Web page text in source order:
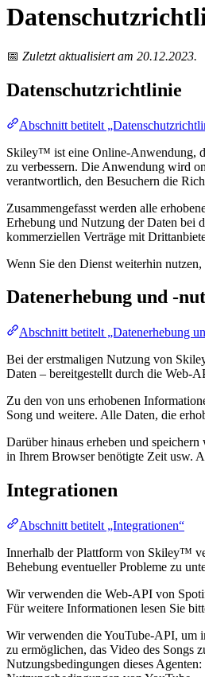
📅 Zuletzt aktualisiert am 20.12.2023.
Datenschutzrichtlinie
Abschnitt betitelt
Skiley™ ist eine Online-Anwendung,
zu verbessern. Die Anwendung wird
verantwortlich, den Besuchern die
Zusammengefasst werden alle
Erhebung und Nutzung der Daten bei
kommerziellen Verträge mit
Wenn Sie den Dienst weiterhin
Datenerhebung und -
Abschnitt betitelt „Datenerhebung
Bei der erstmaligen Nutzung von
Daten – bereitgestellt durch die Web-
Zu den von uns erhobenen
Song und weitere. Alle Daten, die
Darüber hinaus erheben und
in Ihrem Browser benötigte Zeit usw.
Integrationen
Abschnitt betitelt „Integrationen“
Innerhalb der Plattform von Skiley™
Behebung eventueller Probleme zu
Wir verwenden die Web-API von
Für weitere Informationen lesen Sie
Wir verwenden die YouTube-API, um
zu ermöglichen, das Video des Songs
Nutzungsbedingungen dieses Agenten: